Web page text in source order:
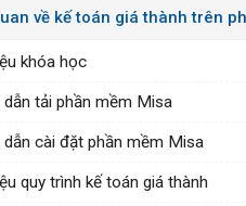
về kế toán giá thành trên
khóa học
tải phần mềm Misa
cài đặt phần mềm Misa
quy trình kế toán giá thành